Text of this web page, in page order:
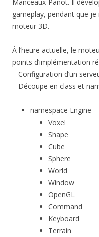
gameplay, pendant que je
moteur 3D.
À l’heure actuelle, le
points d’implémentation
– Configuration d’un
– Découpe en class et
namespace Engine
Voxel
Shape
Cube
Sphere
World
Window
OpenGL
Command
Keyboard
Terrain